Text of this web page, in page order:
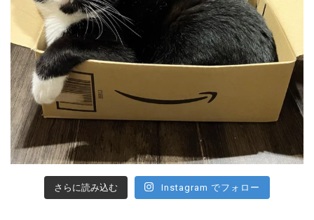
さらに読み込む Instagram でフォロー